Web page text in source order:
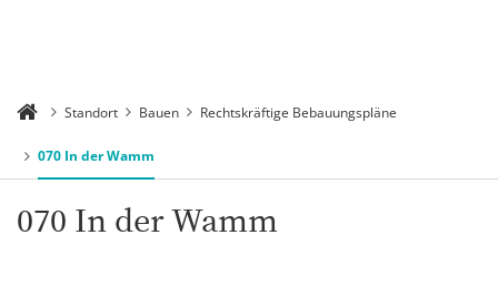
Standort Bauen Rechtskräftige Bebauungspläne
070 In der Wamm
070 In der Wamm